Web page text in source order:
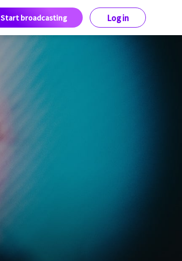
Start broadcasting Log in